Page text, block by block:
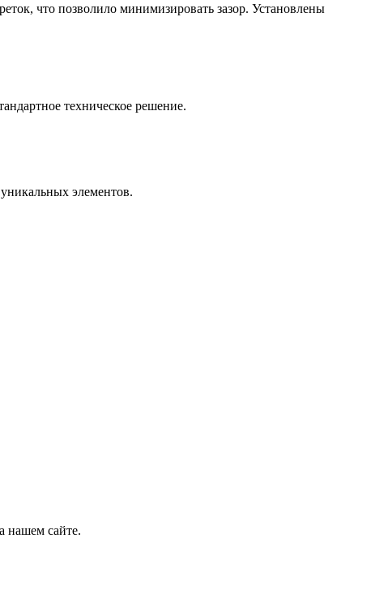
что позволило минимизировать зазор. Установлены
техническое решение.
элементов.
нашем сайте.